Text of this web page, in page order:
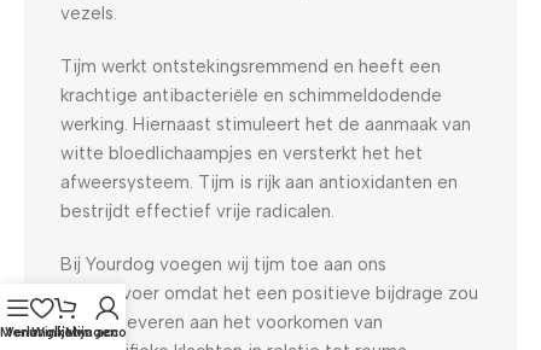
vezels.
Tijm werkt ontstekingsremmend en heeft een
krachtige antibacteriële en schimmeldodende
werking. Hiernaast stimuleert het de aanmaak van
witte bloedlichaampjes en versterkt het het
afweersysteem. Tijm is rijk aan antioxidanten en
bestrijdt effectief vrije radicalen.
Bij Yourdog voegen wij tijm toe aan ons
hondenvoer omdat het een positieve bijdrage zou
kunnen leveren aan het voorkomen van
Menu
Verlanglijst
Winkelwagen
Mijn account